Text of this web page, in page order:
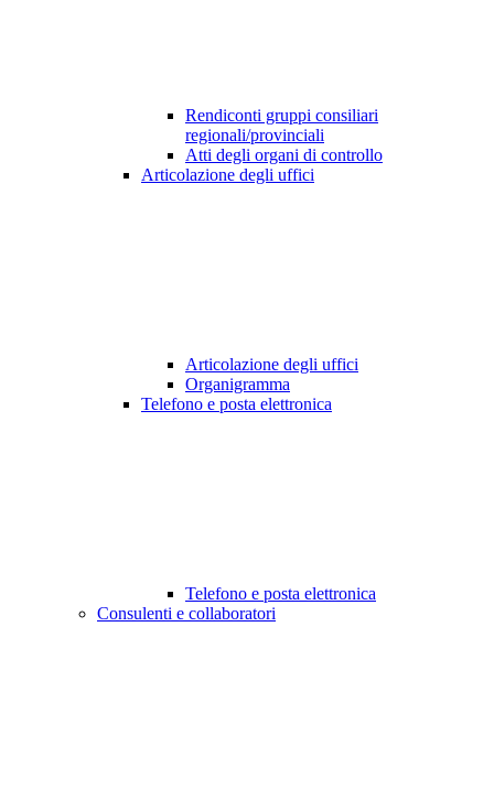
Rendiconti gruppi consiliari
regionali/provinciali
Atti degli organi di controllo
Articolazione degli uffici
Articolazione degli uffici
Organigramma
Telefono e posta elettronica
Telefono e posta elettronica
Consulenti e collaboratori